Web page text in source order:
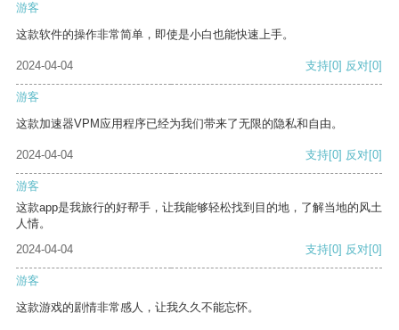
游客
这款软件的操作非常简单，即使是小白也能快速上手。
2024-04-04 支持[0] 反对[0]
游客
这款加速器VPM应用程序已经为我们带来了无限的隐私和自由。
2024-04-04 支持[0] 反对[0]
游客
这款app是我旅行的好帮手，让我能够轻松找到目的地，了解当地的风土
人情。
2024-04-04
支持[0] 反对[0]
游客
这款游戏的剧情非常感人，让我久久不能忘怀。